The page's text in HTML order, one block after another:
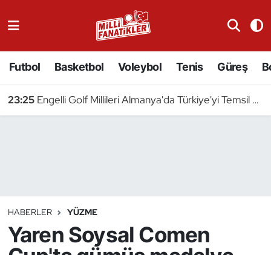
Futbol Basketbol Voleybol Tenis Güreş
23:25 Engelli Golf Millileri Almanya'da Türkiye'yi Temsil Edecek
HABERLER YÜZME
Yaren Soysal Comen
Badminton
Binicilik